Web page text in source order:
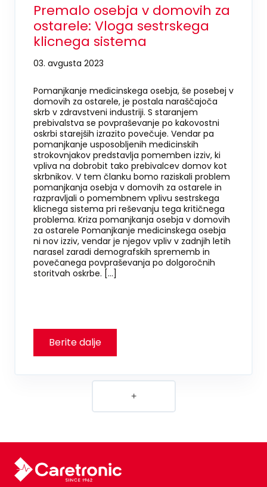
Premalo osebja v domovih za
ostarele: Vloga sestrskega
klicnega sistema
03. avgusta 2023
Pomanjkanje medicinskega osebja, še posebej v
domovih za ostarele, je postala naraščajoča
skrb v zdravstveni industriji. S staranjem
prebivalstva se povpraševanje po kakovostni
oskrbi starejših izrazito povečuje. Vendar pa
pomanjkanje usposobljenih medicinskih
strokovnjakov predstavlja pomemben izziv, ki
vpliva na dobrobit tako prebivalcev domov kot
skrbnikov. V tem članku bomo raziskali problem
pomanjkanja osebja v domovih za ostarele in
razpravljali o pomembnem vplivu sestrskega
klicnega sistema pri reševanju tega kritičnega
problema. Kriza pomanjkanja osebja v domovih
za ostarele Pomanjkanje medicinskega osebja
ni nov izziv, vendar je njegov vpliv v zadnjih letih
narasel zaradi demografskih sprememb in
povečanega povpraševanja po dolgoročnih
storitvah oskrbe. […]
+